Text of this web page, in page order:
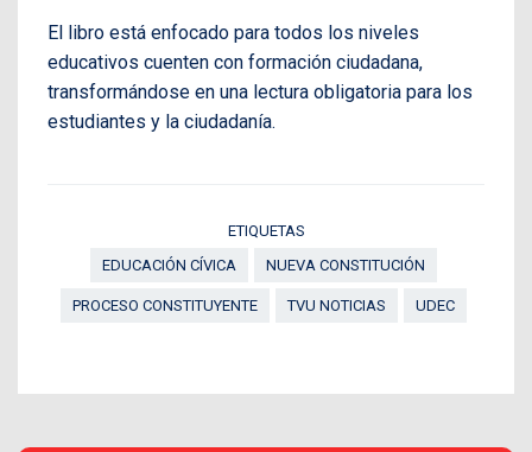
El libro está enfocado para todos los niveles
educativos cuenten con formación ciudadana,
transformándose en una lectura obligatoria para los
estudiantes y la ciudadanía.
ETIQUETAS
EDUCACIÓN CÍVICA
NUEVA CONSTITUCIÓN
PROCESO CONSTITUYENTE TVU NOTICIAS UDEC